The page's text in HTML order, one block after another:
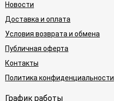
Новости
Доставка и оплата
Условия возврата и обмена
Публичная оферта
Контакты
Политика конфиденциальности
График работы